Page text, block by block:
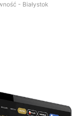
- Białystok